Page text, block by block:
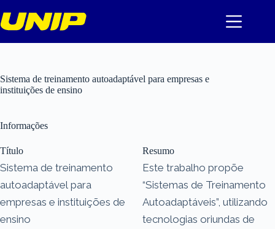
para
o
Sistema de treinamento autoadaptável para empresas e
instituições de ensino
Informações
Título
Sistema de treinamento
autoadaptável para
empresas e instituições de
ensino
Resumo
Este trabalho propõe
“Sistemas de Treinamento
Autoadaptáveis”, utilizando
tecnologias oriundas de